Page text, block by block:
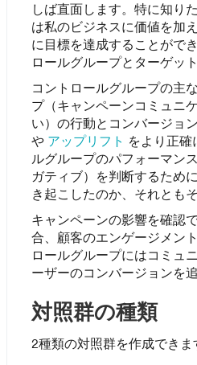
しば直面します。特に知り
は私のビジネスに価値を加
に目標を達成することがで
ロールグループとターゲッ
コントロールグループの主
プ（キャンペーンコミュニ
い）の行動とコンバージョ
や アップリフト をより正
ルグループのパフォーマン
ガティブ）を判断するため
き起こしたのか、それとも
キャンペーンの影響を確認
合、顧客のエンゲージメン
ロールグループにはコミュ
ーザーのコンバージョンを追
対照群の種類
2種類の対照群を作成できま